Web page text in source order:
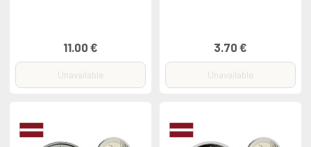
11.00 €
Unavailable
3.70 €
Unavailable